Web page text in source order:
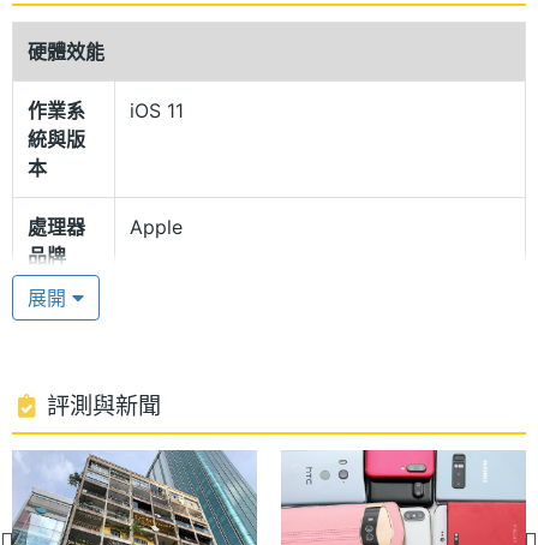
備 1,000,000：1 的對比度、高解析度與亮度，並支援
廣色域，用戶可觀賞 Dolby Vision 及 HDR10 格式的
電影及節目，HDR 照片看起來也更為驚豔，還能瀏覽
iTunes 及 Netflix 等的 HDR 內容。此外，透過 True
Tone 顯示技術，可根據你周遭的光線自動調整白平
衡，在任何環境都能擁有更好的視覺體驗。
A11 Bionic 處理器
Apple iPhone X 64GB 運行 iOS 11 作業系統，內建
ROM，速度提升高達 70%，即使玩 AR 遊戲也保有流
節能核心之間分配不同任務，能在你需要時提供更多
動力，同時給予更強悍的續航體驗。Apple iPhone X
硬體效能
作業系
統與版
本
iOS 11
處理器
品牌
Apple
處理器
處理器
核心數
6
ROM儲
存空間
64 GB
展開
評測與新聞